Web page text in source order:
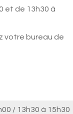
et de 13h30 à
votre bureau de
/ 13h30 à 15h30